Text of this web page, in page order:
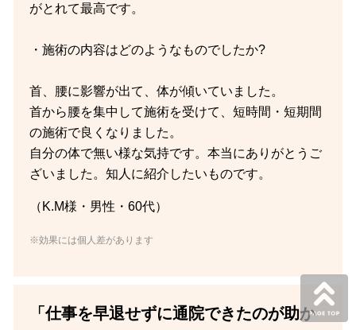
がとれて最高です。
・施術の内容はどのようなものでしたか?
首、腰に影響が出て、体が傾いていました。
首から腰を集中して施術を受けて、短時間・短期間
の施術で良くなりました。
自分の体で無い様な気持です。本当にありがとうご
ざいました。知人に紹介したいものです。
（K.M様・男性・60代）
※効果には個人差があります
「仕事を早退せずに通院できたのが助か